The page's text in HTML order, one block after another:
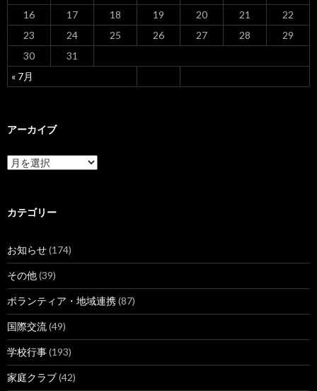
« 7月
16
17 18 19 20 21
22
23
24 25 26 27 28
29
30
31
アーカイブ
ア
ー
ブ
カテゴリー
お知らせ(174)
その他(39)
ボランティア・地域連携(87)
国際交流(49)
学校行事(193)
家庭クラブ(42)